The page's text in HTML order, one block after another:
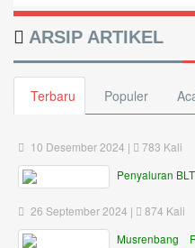
ARSIP ARTIKEL
Terbaru Populer
10 Desember 2024 |
783 Kali
Penyaluran
26 September 2024 |
874 Kali
Musrenbang